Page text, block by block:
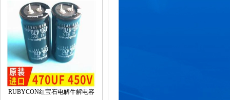
RUBYCON红宝石电解牛解电容